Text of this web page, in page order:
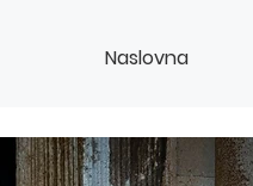
Naslovna